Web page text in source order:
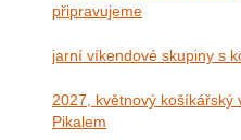
připravujeme
jarní víkendové skupiny s
2027, květnový košíkářský
Pikalem